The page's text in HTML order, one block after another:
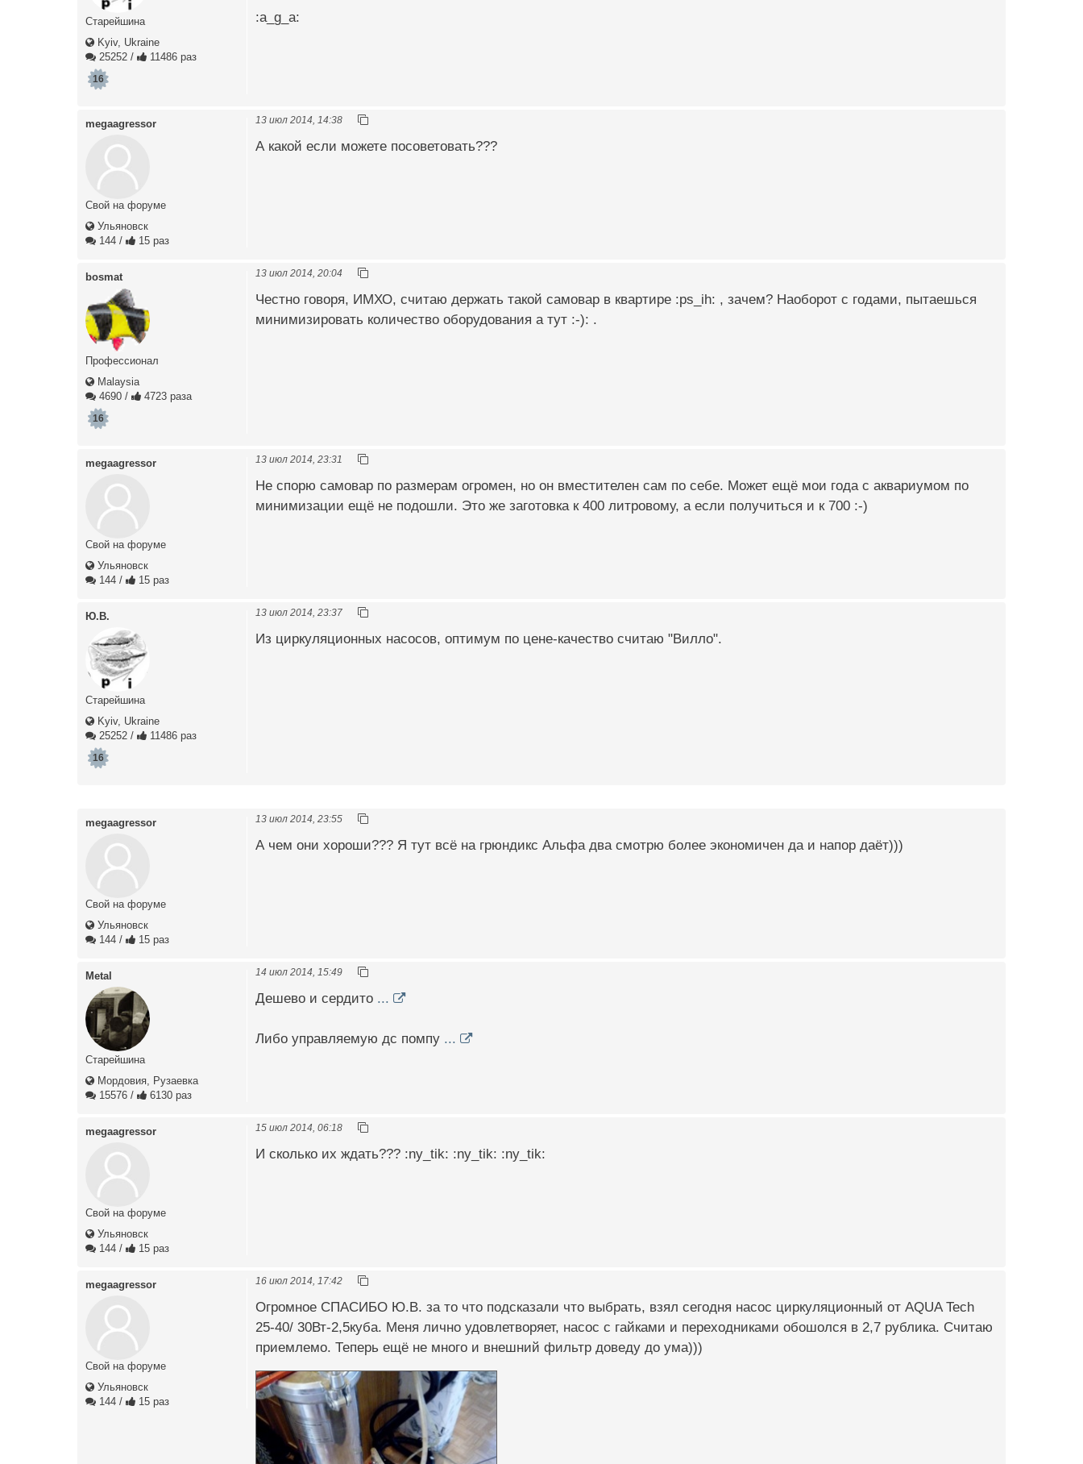
Старейшина
Kyiv, Ukraine
25252 / 11486 раз
16
:a_g_a:
megaagressor
Свой на форуме
Ульяновск
144 / 15 раз
13 июл 2014, 14:38
А какой если можете посоветовать???
bosmat
Профессионал
Malaysia
4690 / 4723 раза
16
13 июл 2014, 20:04
Честно говоря, ИМХО, считаю держать такой самовар в квартире :ps_ih: , зачем? Наоборот с годами, пытаешься
минимизировать количество оборудования а тут :-): .
megaagressor
Свой на форуме
Ульяновск
144 / 15 раз
13 июл 2014, 23:31
Не спорю самовар по размерам огромен, но он вместителен сам по себе. Может ещё мои года с аквариумом по
минимизации ещё не подошли. Это же заготовка к 400 литровому, а если получиться и к 700 :-)
Ю.В.
Старейшина
Kyiv, Ukraine
25252 / 11486 раз
16
13 июл 2014, 23:37
Из циркуляционных насосов, оптимум по цене-качество считаю "Вилло".
megaagressor
Свой на форуме
Ульяновск
144 / 15 раз
13 июл 2014, 23:55
А чем они хороши??? Я тут всё на грюндикс Альфа два смотрю более экономичен да и напор даёт)))
Metal
Старейшина
Мордовия, Рузаевка
15576 / 6130 раз
14 июл 2014, 15:49
Дешево и сердито ...
Либо управляемую дс помпу ...
megaagressor
Свой на форуме
Ульяновск
144 / 15 раз
15 июл 2014, 06:18
И сколько их ждать??? :ny_tik: :ny_tik: :ny_tik:
megaagressor
Свой на форуме
Ульяновск
144 / 15 раз
16 июл 2014, 17:42
Огромное СПАСИБО Ю.В. за то что подсказали что выбрать, взял сегодня насос циркуляционный от AQUA Tech
25-40/ 30Вт-2,5куба. Меня лично удовлетворяет, насос с гайками и переходниками обошолся в 2,7 рублика. Считаю
приемлемо. Теперь ещё не много и внешний фильтр доведу до ума)))